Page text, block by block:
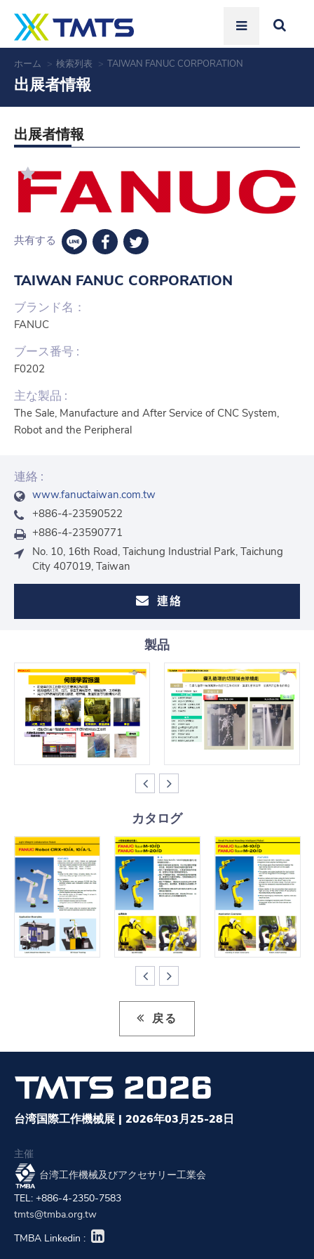
ホーム 検索列表 TAIWAN FANUC CORPORATION
出展者情報
出展者情報
共有する
TAIWAN FANUC CORPORATION
ブランド名：
FANUC
ブース番号 :
F0202
主な製品 :
The Sale, Manufacture and After Service of CNC System,
Robot and the Peripheral
連絡 :
www.fanuctaiwan.com.tw
+886-4-23590522
+886-4-23590771
No. 10, 16th Road, Taichung Industrial Park, Taichung
City 407019, Taiwan
連絡
製品
カタログ
戻る
台湾国際工作機械展 | 2026年03月25-28日
主催
台湾工作機械及びアクセサリー工業会
TEL: +886-4-2350-7583
tmts@tmba.org.tw
TMBA Linkedin :